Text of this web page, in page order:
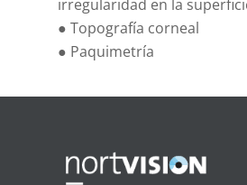
irregularidad en la
● Topografía corneal
● Paquimetría